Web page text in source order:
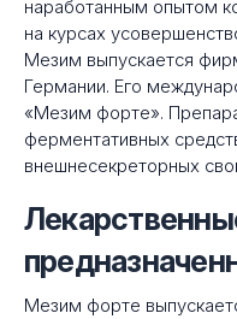
наработанным опытом
на курсах
Мезим выпускается
Германии. Его
«Мезим форте».
ферментативных
внешнесекреторных
Мезим форте